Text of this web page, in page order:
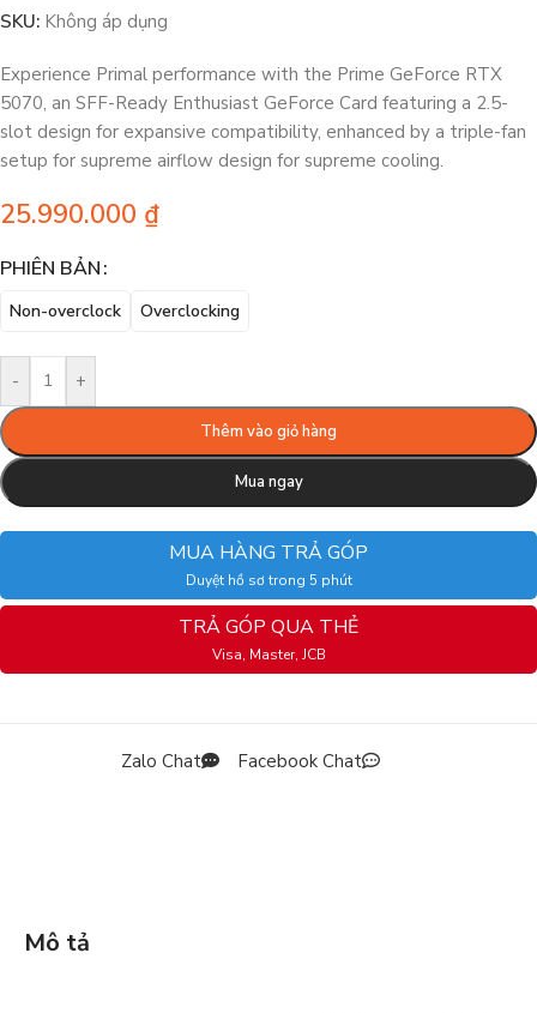
SKU: Không áp dụng
Experience Primal performance with the Prime GeForce RTX
5070, an SFF-Ready Enthusiast GeForce Card featuring a 2.5-
slot design for expansive compatibility, enhanced by a triple-fan
setup for supreme airflow design for supreme cooling.
25.990.000 ₫
PHIÊN BẢN
Non-overclock Overclocking
- +
Thêm vào giỏ hàng
Mua ngay
MUA HÀNG TRẢ GÓP
Duyệt hồ sơ trong 5 phút
TRẢ GÓP QUA THẺ
Visa, Master, JCB
Zalo Chat Facebook Chat
Mô tả